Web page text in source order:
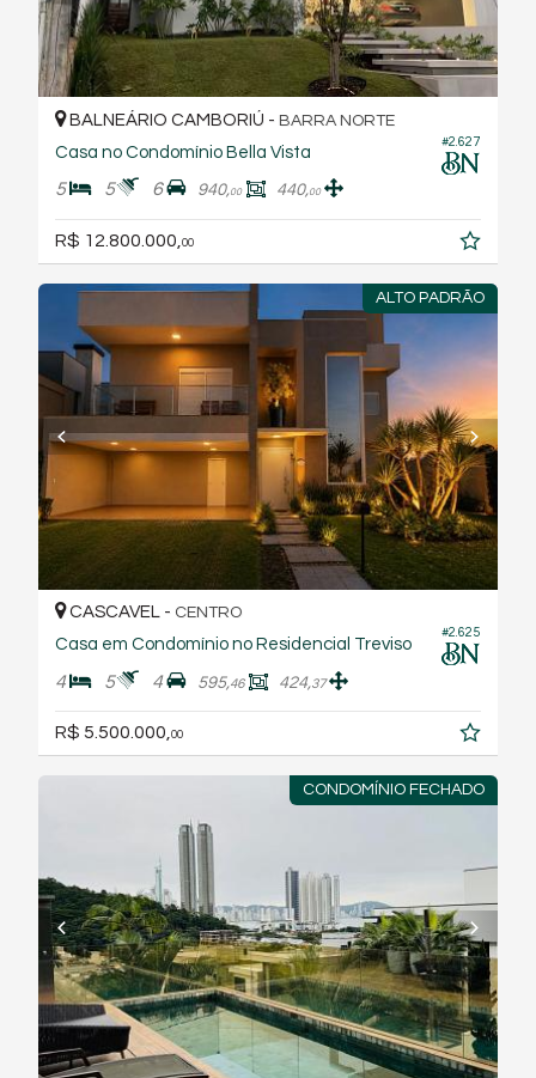
#2.627
BALNEÁRIO CAMBORIÚ - BARRA NORTE
Casa no Condomínio Bella Vista
5 5 6 940,00 440,00
R$ 12.800.000, 00
ALTO PADRÃO
#2.625
CASCAVEL - CENTRO
Casa em Condomínio no Residencial Treviso
4 5 4 595,46 424,37
R$ 5.500.000, 00
CONDOMÍNIO FECHADO